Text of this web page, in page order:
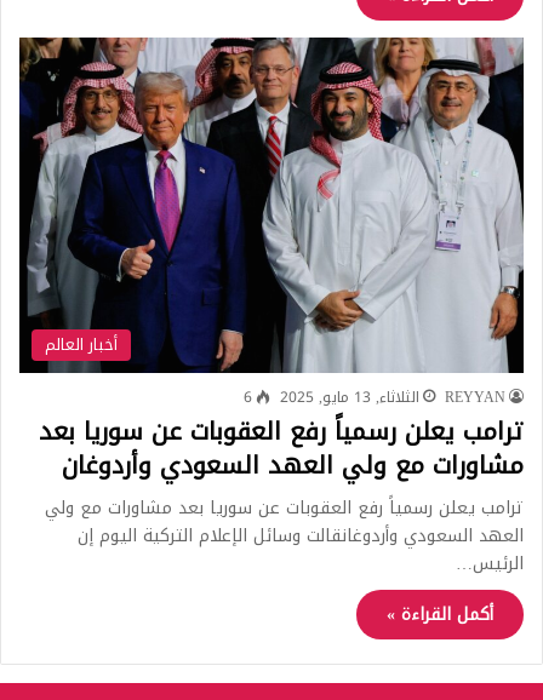
أخبار العالم
REYYAN الثلاثاء, 13 مايو, 2025 6
ترامب يعلن رسمياً رفع العقوبات عن سوريا بعد
مشاورات مع ولي العهد السعودي وأردوغان
ترامب يعلن رسمياً رفع العقوبات عن سوريا بعد مشاورات مع ولي
العهد السعودي وأردوغانقالت وسائل الإعلام التركية اليوم إن
الرئيس…
أكمل القراءة »